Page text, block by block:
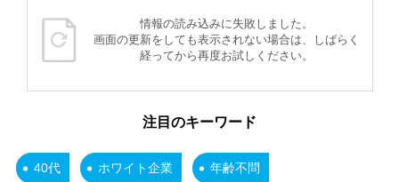
情報の読み込みに失敗しました。
画面の更新をしても表示されない場合は、しばらく
経ってから再度お試しください。
注目のキーワード
40代 ホワイト企業 年齢不問